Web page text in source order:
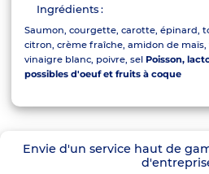
Ingrédients :
Saumon, courgette, carotte, épinard,
citron, crème fraîche, amidon de maïs,
vinaigre blanc, poivre, sel Poisson,
possibles d'oeuf et fruits à coque
Envie d'un service haut de